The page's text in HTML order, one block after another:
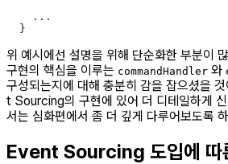
    ...
  }
위 예시에선 설명을 위해 단순화한 부분이
구현의 핵심을 이루는 commandHandler 와
구성되는지에 대해 충분히 감을 잡으셨을
t Sourcing의 구현에 있어 더 디테일하게
서는 심화편에서 좀 더 깊게 다루어보도록
Event Sourcing 도입에